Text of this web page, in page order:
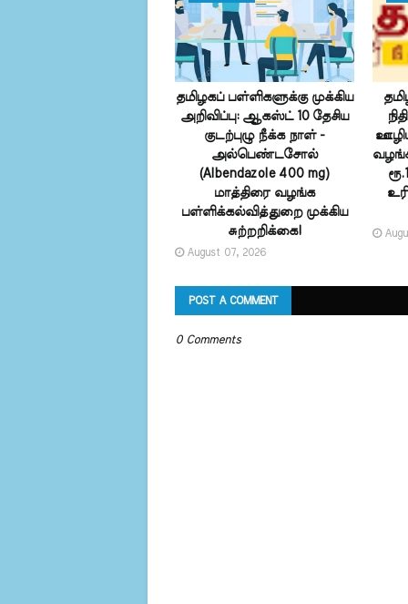
தமிழகப் பள்ளிகளுக்கு முக்கிய
அறிவிப்பு: ஆகஸ்ட் 10 தேசிய
குடற்புழு நீக்க நாள் -
அல்பெண்டசோல்
(Albendazole 400 mg)
மாத்திரை வழங்க
பள்ளிக்கல்வித்துறை முக்கிய
சுற்றறிக்கை!
August 07, 2026
POST A COMMENT
0 Comments